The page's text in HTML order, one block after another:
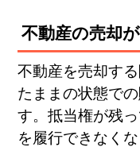
不動産の売却
不動産を売却す
たままの状態で
す。抵当権が残
を履行できなく